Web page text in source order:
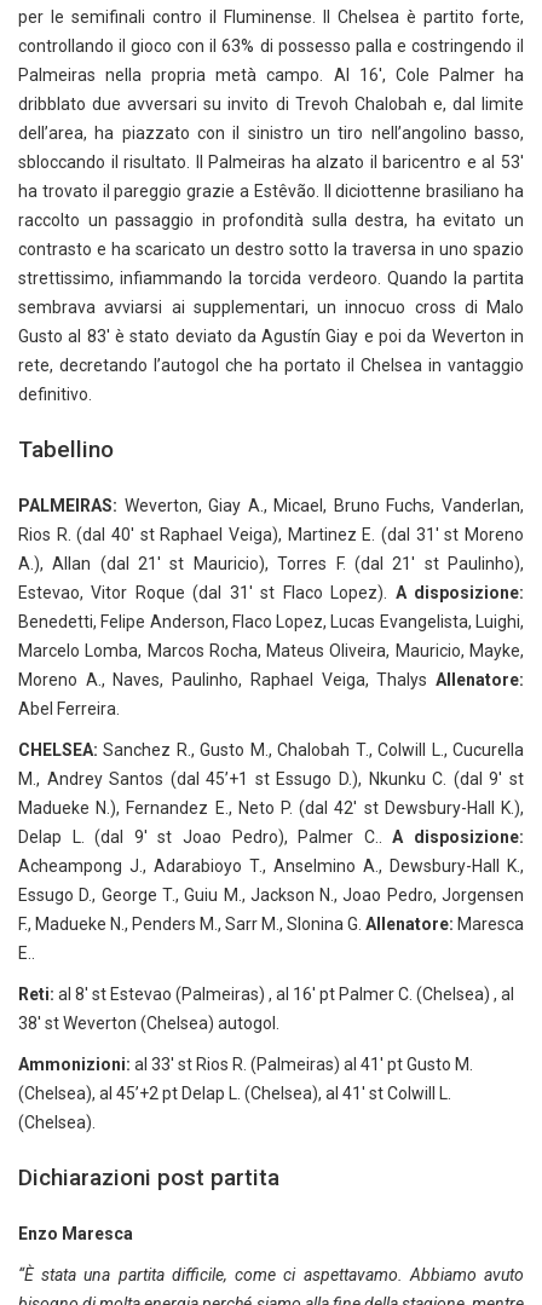
per le semifinali contro il Fluminense. Il Chelsea è partito forte,
controllando il gioco con il 63% di possesso palla e costringendo il
Palmeiras nella propria metà campo. Al 16′, Cole Palmer ha
dribblato due avversari su invito di Trevoh Chalobah e, dal limite
dell’area, ha piazzato con il sinistro un tiro nell’angolino basso,
sbloccando il risultato. Il Palmeiras ha alzato il baricentro e al 53′
ha trovato il pareggio grazie a Estêvão. Il diciottenne brasiliano ha
raccolto un passaggio in profondità sulla destra, ha evitato un
contrasto e ha scaricato un destro sotto la traversa in uno spazio
strettissimo, infiammando la torcida verdeoro. Quando la partita
sembrava avviarsi ai supplementari, un innocuo cross di Malo
Gusto al 83′ è stato deviato da Agustín Giay e poi da Weverton in
rete, decretando l’autogol che ha portato il Chelsea in vantaggio
definitivo.
Tabellino
PALMEIRAS: Weverton, Giay A., Micael, Bruno Fuchs, Vanderlan,
Rios R. (dal 40′ st Raphael Veiga), Martinez E. (dal 31′ st Moreno
A.), Allan (dal 21′ st Mauricio), Torres F. (dal 21′ st Paulinho),
Estevao, Vitor Roque (dal 31′ st Flaco Lopez). A disposizione:
Benedetti, Felipe Anderson, Flaco Lopez, Lucas Evangelista, Luighi,
Marcelo Lomba, Marcos Rocha, Mateus Oliveira, Mauricio, Mayke,
Moreno A., Naves, Paulinho, Raphael Veiga, Thalys Allenatore:
Abel Ferreira.
CHELSEA: Sanchez R., Gusto M., Chalobah T., Colwill L., Cucurella
M., Andrey Santos (dal 45’+1 st Essugo D.), Nkunku C. (dal 9′ st
Madueke N.), Fernandez E., Neto P. (dal 42′ st Dewsbury-Hall K.),
Delap L. (dal 9′ st Joao Pedro), Palmer C..A disposizione:
Acheampong J., Adarabioyo T., Anselmino A., Dewsbury-Hall K.,
Essugo D., George T., Guiu M., Jackson N., Joao Pedro, Jorgensen
F., Madueke N., Penders M., Sarr M., Slonina G. Allenatore: Maresca
E..
Reti: al 8′ st Estevao (Palmeiras) , al 16′ pt Palmer C. (Chelsea) , al
38′ st Weverton (Chelsea) autogol.
Ammonizioni: al 33′ st Rios R. (Palmeiras) al 41′ pt Gusto M.
(Chelsea), al 45’+2 pt Delap L. (Chelsea), al 41′ st Colwill L.
(Chelsea).
Dichiarazioni post partita
Enzo Maresca
“È stata una partita difficile, come ci aspettavamo. Abbiamo avuto